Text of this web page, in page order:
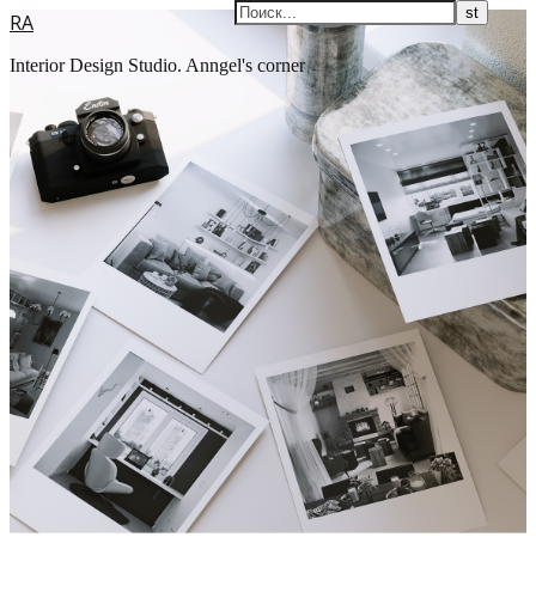
RA
Interior Design Studio. Anngel's corner